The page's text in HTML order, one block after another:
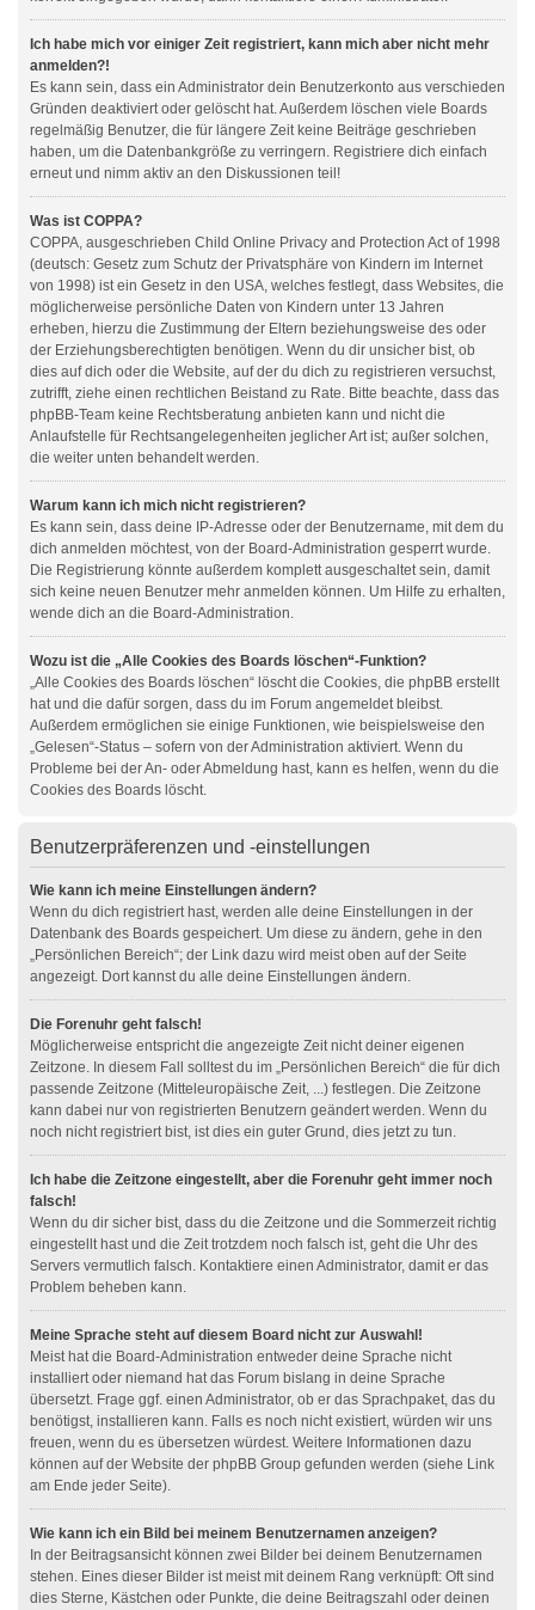
Ich habe mich vor einiger Zeit registriert, kann mich aber nicht mehr
anmelden?!
Es kann sein, dass ein Administrator dein Benutzerkonto aus verschieden
Gründen deaktiviert oder gelöscht hat. Außerdem löschen viele Boards
regelmäßig Benutzer, die für längere Zeit keine Beiträge geschrieben
haben, um die Datenbankgröße zu verringern. Registriere dich einfach
erneut und nimm aktiv an den Diskussionen teil!
Was ist COPPA?
COPPA, ausgeschrieben Child Online Privacy and Protection Act of 1998
(deutsch: Gesetz zum Schutz der Privatsphäre von Kindern im Internet
von 1998) ist ein Gesetz in den USA, welches festlegt, dass Websites, die
möglicherweise persönliche Daten von Kindern unter 13 Jahren
erheben, hierzu die Zustimmung der Eltern beziehungsweise des oder
der Erziehungsberechtigten benötigen. Wenn du dir unsicher bist, ob
dies auf dich oder die Website, auf der du dich zu registrieren versuchst,
zutrifft, ziehe einen rechtlichen Beistand zu Rate. Bitte beachte, dass das
phpBB-Team keine Rechtsberatung anbieten kann und nicht die
Anlaufstelle für Rechtsangelegenheiten jeglicher Art ist; außer solchen,
die weiter unten behandelt werden.
Warum kann ich mich nicht registrieren?
Es kann sein, dass deine IP-Adresse oder der Benutzername, mit dem du
dich anmelden möchtest, von der Board-Administration gesperrt wurde.
Die Registrierung könnte außerdem komplett ausgeschaltet sein, damit
sich keine neuen Benutzer mehr anmelden können. Um Hilfe zu erhalten,
wende dich an die Board-Administration.
Wozu ist die „Alle Cookies des Boards löschen“-Funktion?
„Alle Cookies des Boards löschen“ löscht die Cookies, die phpBB erstellt
hat und die dafür sorgen, dass du im Forum angemeldet bleibst.
Außerdem ermöglichen sie einige Funktionen, wie beispielsweise den
„Gelesen“-Status – sofern von der Administration aktiviert. Wenn du
Probleme bei der An- oder Abmeldung hast, kann es helfen, wenn du die
Cookies des Boards löscht.
Benutzerpräferenzen und -einstellungen
Wie kann ich meine Einstellungen ändern?
Wenn du dich registriert hast, werden alle deine Einstellungen in der
Datenbank des Boards gespeichert. Um diese zu ändern, gehe in den
„Persönlichen Bereich“; der Link dazu wird meist oben auf der Seite
angezeigt. Dort kannst du alle deine Einstellungen ändern.
Die Forenuhr geht falsch!
Möglicherweise entspricht die angezeigte Zeit nicht deiner eigenen
Zeitzone. In diesem Fall solltest du im „Persönlichen Bereich“ die für dich
passende Zeitzone (Mitteleuropäische Zeit, ...) festlegen. Die Zeitzone
kann dabei nur von registrierten Benutzern geändert werden. Wenn du
noch nicht registriert bist, ist dies ein guter Grund, dies jetzt zu tun.
Ich habe die Zeitzone eingestellt, aber die Forenuhr geht immer noch
falsch!
Wenn du dir sicher bist, dass du die Zeitzone und die Sommerzeit richtig
eingestellt hast und die Zeit trotzdem noch falsch ist, geht die Uhr des
Servers vermutlich falsch. Kontaktiere einen Administrator, damit er das
Problem beheben kann.
Meine Sprache steht auf diesem Board nicht zur Auswahl!
Meist hat die Board-Administration entweder deine Sprache nicht
installiert oder niemand hat das Forum bislang in deine Sprache
übersetzt. Frage ggf. einen Administrator, ob er das Sprachpaket, das du
benötigst, installieren kann. Falls es noch nicht existiert, würden wir uns
freuen, wenn du es übersetzen würdest. Weitere Informationen dazu
können auf der Website der phpBB Group gefunden werden (siehe Link
am Ende jeder Seite).
Wie kann ich ein Bild bei meinem Benutzernamen anzeigen?
In der Beitragsansicht können zwei Bilder bei deinem Benutzernamen
stehen. Eines dieser Bilder ist meist mit deinem Rang verknüpft: Oft sind
dies Sterne, Kästchen oder Punkte, die deine Beitragszahl oder deinen